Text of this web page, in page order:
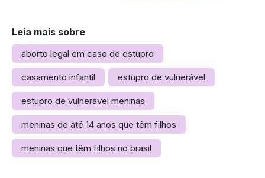
Leia mais sobre
aborto legal em caso de estupro
casamento infantil estupro de vulnerável
estupro de vulnerável meninas
meninas de até 14 anos que têm filhos
meninas que têm filhos no brasil